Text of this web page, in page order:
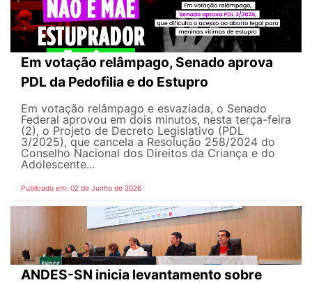
Em votação relâmpago, Senado aprova
PDL da Pedofilia e do Estupro
Em votação relâmpago e esvaziada, o Senado
Federal aprovou em dois minutos, nesta terça-feira
(2), o Projeto de Decreto Legislativo (PDL
3/2025), que cancela a Resolução 258/2024 do
Conselho Nacional dos Direitos da Criança e do
Adolescente...
Publicado em: 02 de Junho de 2026
ANDES-SN inicia levantamento sobre